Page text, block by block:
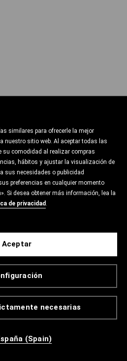
similares para ofrecerle la mejor
nuestro sitio web. Al aceptar todas las
su comodidad al realizar compras
hábitos y ajustar la visualización de
sus necesidades o publicidad
preferencias en cualquier momento
Si desea obtener más información, lea la
de privacidad.
necesarias
Aceptar
(Spain)